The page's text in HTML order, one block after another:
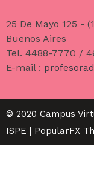
25 De Mayo 125 -
Buenos Aires
Tel. 4488-7770 /
E-mail :
© 2020 Campus
ISPE | PopularFX